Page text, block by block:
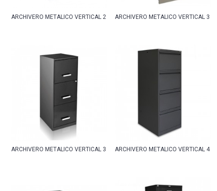
ARCHIVERO METALICO VERTICAL 2 GAVETAS OFICIOARCHIVERO METALICO VERTICAL 3
ARCHIVERO METALICO VERTICAL 3 GAVETAS CARTAARCHIVERO METALICO VERTICAL 4